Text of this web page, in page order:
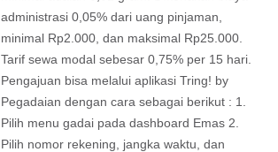
administrasi 0,05% dari uang pinjaman,
minimal Rp2.000, dan maksimal Rp25.000.
Tarif sewa modal sebesar 0,75% per 15 hari.
Pengajuan bisa melalui aplikasi Tring! by
Pegadaian dengan cara sebagai berikut : 1.
Pilih menu gadai pada dashboard Emas 2.
Pilih nomor rekening, jangka waktu, dan